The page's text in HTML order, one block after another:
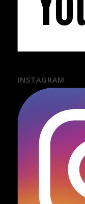
INSTAGRAM